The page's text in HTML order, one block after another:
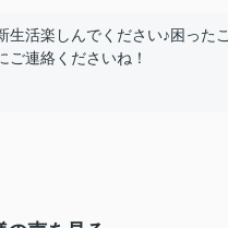
生活楽しんでください♪困った
ご連絡くださいね！